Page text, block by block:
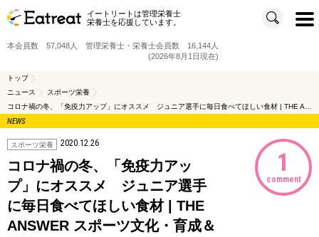
イートリートは管理栄養士
栄養士を応援しています。
t
o
t
i
本会員数 57,048人 管理栄養士・栄養士会員数 16,144人
(2026年8月1日現在)
トップ
ニュース
スポーツ栄養
NEWS
スポーツ栄養 2020.12.26
コロナ禍の冬、「免疫力アッ
プ」にオススメ ジュニア選手
に毎日食べてほしい食材 | THE
ANSWER スポーツ文化・育成＆
1
comment